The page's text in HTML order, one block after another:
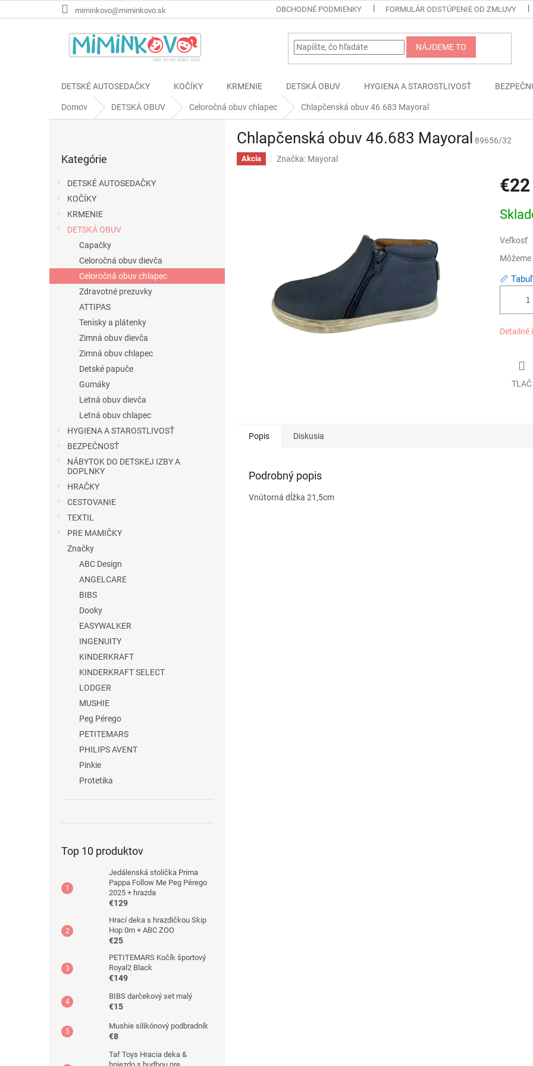
na
miminkovo@miminkovo.sk OBCHODNÉ PODMIENKY FORMULÁR ODSTÚPENIE OD ZMLUVY
NÁJDEME TO
DETSKÉ AUTOSEDAČKY KOČÍKY KRMENIE DETSKÁ OBUV HYGIENA A STAROSTLIVOSŤ
Domov DETSKÁ OBUV Celoročná obuv chlapec Chlapčenská obuv 46.683 Mayoral
kategórie
Kategórie
DETSKÉ AUTOSEDAČKY
KOČÍKY
KRMENIE
DETSKÁ OBUV
Capačky
Celoročná obuv dievča
Celoročná obuv chlapec
Zdravotné prezuvky
ATTIPAS
Tenisky a plátenky
Zimná obuv dievča
Zimná obuv chlapec
Detské papuče
Gumáky
Letná obuv dievča
Letná obuv chlapec
HYGIENA A STAROSTLIVOSŤ
BEZPEČNOSŤ
NÁBYTOK DO DETSKEJ IZBY A
DOPLNKY
HRAČKY
CESTOVANIE
TEXTIL
PRE MAMIČKY
Značky
ABC Design
ANGELCARE
BIBS
Dooky
EASYWALKER
INGENUITY
KINDERKRAFT
KINDERKRAFT SELECT
LODGER
MUSHIE
Peg Pérego
PETITEMARS
PHILIPS AVENT
Pinkie
Protetika
Top 10 produktov
Jedálenská stolička Prima
Pappa Follow Me Peg Pérego
2025 + hrazda
€129
Hrací deka s hrazdičkou Skip
Hop 0m + ABC ZOO
€25
PETITEMARS Kočík športový
Royal2 Black
€149
BIBS darčekový set malý
€15
Mushie silikónový podbradník
€8
Taf Toys Hracia deka &
Chlapčenská obuv 46.683 Mayoral 89656/32
Akcia Značka: Mayoral
€22
cena:
Veľkosť
📏
Detailné
TLAČ
Popis Diskusia
Podrobný popis
Vnútorná dĺžka 21,5cm